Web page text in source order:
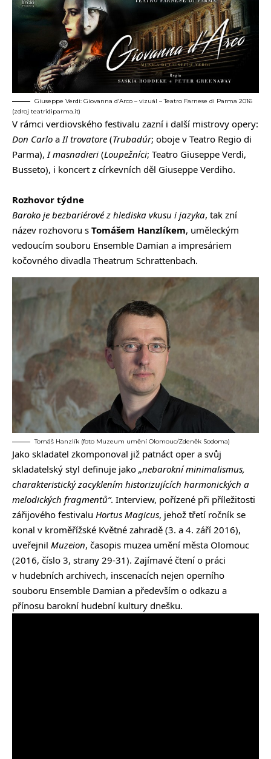
Giuseppe Verdi: Giovanna d’Arco – vizuál – Teatro Farnese di Parma 2016
(zdroj teatridiparma.it)
V rámci verdiovského festivalu zazní i další mistrovy opery:
Don Carlo a Il trovatore (Trubadúr; oboje v Teatro Regio di
Parma), I masnadieri (Loupežníci; Teatro Giuseppe Verdi,
Busseto), i koncert z církevních děl Giuseppe Verdiho.
Rozhovor týdne
Baroko je bezbariérové z hlediska vkusu i jazyka, tak zní
název rozhovoru s Tomášem Hanzlíkem, uměleckým
vedoucím souboru Ensemble Damian a impresáriem
kočovného divadla Theatrum Schrattenbach.
Tomáš Hanzlík (foto Muzeum umění Olomouc/Zdeněk Sodoma)
Jako skladatel zkomponoval již patnáct oper a svůj
skladatelský styl definuje jako „nebarokní minimalismus,
charakteristický zacyklením historizujících harmonických a
melodických fragmentů“. Interview, pořízené při příležitosti
zářijového festivalu Hortus Magicus, jehož třetí ročník se
konal v kroměřížské Květné zahradě (3. a 4. září 2016),
uveřejnil Muzeion, časopis muzea umění města Olomouc
(2016, číslo 3, strany 29-31). Zajímavé čtení o práci
v hudebních archivech, inscenacích nejen operního
souboru Ensemble Damian a především o odkazu a
přínosu barokní hudební kultury dnešku.